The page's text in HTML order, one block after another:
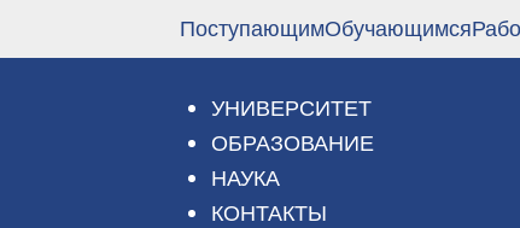
основному
ПоступающимОбучающимся
УНИВЕРСИТЕТ
ОБРАЗОВАНИЕ
НАУКА
КОНТАКТЫ